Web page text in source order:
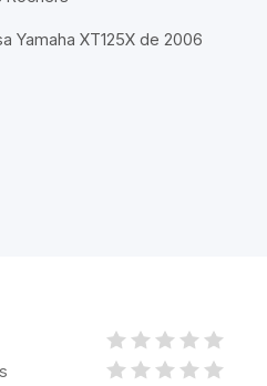
Yamaha XT125X de 2006